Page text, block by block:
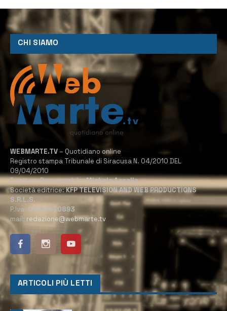
CHI SIAMO
WEBMARTE.TV – Quotidiano online
Registro stampa Tribunale di Siracusa N. 04/2010 DEL
09/04/2010
Direttore Responsabile:Michele Accolla
Società editrice:KFP TELEVISION AND WEB PRODUCTIONS
S.R.L.S.
P.Iva: 02184950893
mail: redazione@webmarte.tv
ARTICOLI PIÙ LETTI